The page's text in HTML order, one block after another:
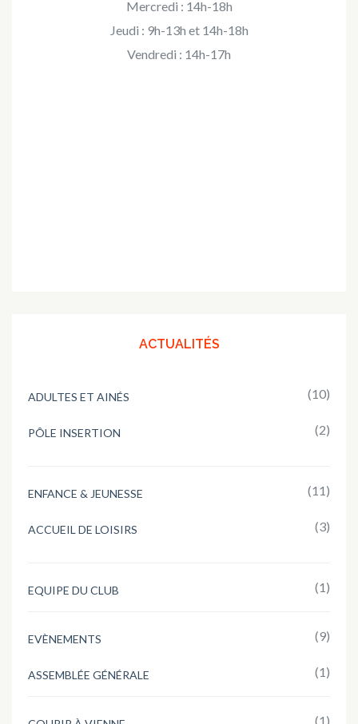
Mercredi : 14h-18h
Jeudi : 9h-13h et 14h-18h
Vendredi : 14h-17h
ACTUALITÉS
ADULTES ET AINÉS (10)
PÔLE INSERTION (2)
ENFANCE & JEUNESSE (11)
ACCUEIL DE LOISIRS (3)
EQUIPE DU CLUB (1)
EVÈNEMENTS (9)
ASSEMBLÉE GÉNÉRALE (1)
(1)